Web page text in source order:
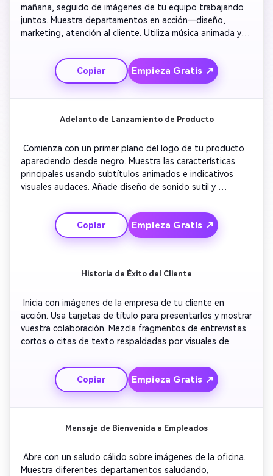
mañana, seguido de imágenes de tu equipo trabajando
juntos. Muestra departamentos en acción—diseño,
marketing, atención al cliente. Utiliza música animada y
Incluye testimonios rápidos o mensajes superpuestos
que describan tus valores. Concluye con la revelación de
tu logo y lema para branding consistente.
Copiar Empieza Gratis ↗
Adelanto de Lanzamiento de Producto
Comienza con un primer plano del logo de tu producto
apareciendo desde negro. Muestra las características
principales usando subtítulos animados e indicativos
visuales audaces. Añade diseño de sonido sutil y
imágenes breves de clientes interactuando con el
producto. Acelera las secuencias hacia el final para crear
energía. Concluye con la fecha de lanzamiento y una
invitación a consultar tu sitio web para más detalles.
Copiar Empieza Gratis ↗
Historia de Éxito del Cliente
Inicia con imágenes de la empresa de tu cliente en
acción. Usa tarjetas de título para presentarlos y mostrar
vuestra colaboración. Mezcla fragmentos de entrevistas
cortos o citas de texto respaldadas por visuales de
funcionando. Finaliza con música alineada a la marca y tu
Copiar Empieza Gratis ↗
Mensaje de Bienvenida a Empleados
Abre con un saludo cálido sobre imágenes de la oficina.
Muestra diferentes departamentos saludando,